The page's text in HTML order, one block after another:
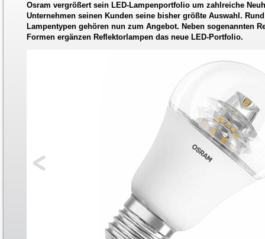
Osram vergrößert sein LED-Lampenportfolio um zahlreiche
Unternehmen seinen Kunden seine bisher größte Auswahl.
Lampentypen gehören nun zum Angebot. Neben sogenannten
Formen ergänzen Reflektorlampen das neue LED-Portfolio.